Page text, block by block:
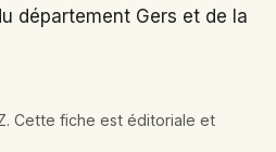
département Gers et de la
Cette fiche est éditoriale et